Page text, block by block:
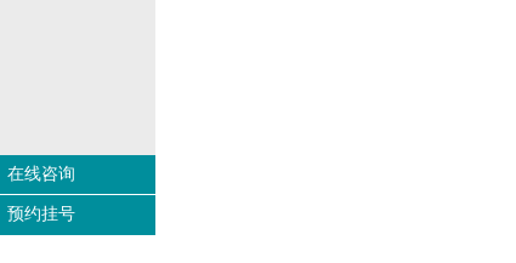
在线咨询
预约挂号